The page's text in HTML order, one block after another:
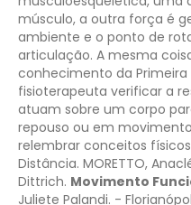
músculo, a outra força é
ambiente e o ponto de
articulação. A mesma
conhecimento da Primeira
fisioterapeuta verificar a
atuam sobre um corpo
repouso ou em
relembrar conceitos
Distância. MORETTO,
Dittrich. Movimento
Juliete Palandi. -